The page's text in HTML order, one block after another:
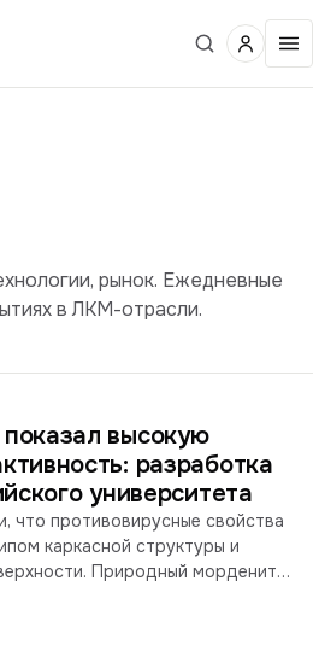
рынок. Ежедневные
в ЛКМ-отрасли.
высокую
разработка
университета
что противовирусные свойства
каркасной структуры и
Природный морденит
активность без